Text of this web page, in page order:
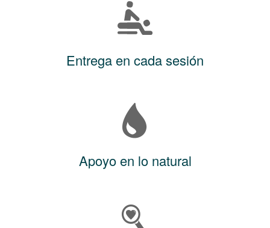
Entrega en cada sesión
Apoyo en lo natural